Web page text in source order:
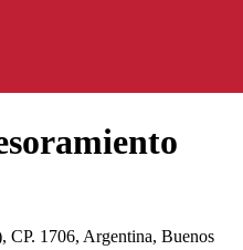
CP. 1706, Argentina, Buenos